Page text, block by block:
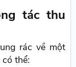
tác thu
rác về một
thể: